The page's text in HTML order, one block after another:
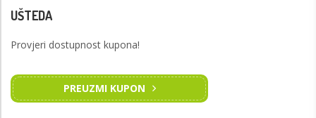
UŠTEDA
Provjeri dostupnost kupona!
PREUZMI KUPON